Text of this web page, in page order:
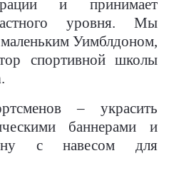
и принимает
уровня. Мы
Уимблдоном,
спортивной школы
.
– украсить
баннерами и
с навесом для